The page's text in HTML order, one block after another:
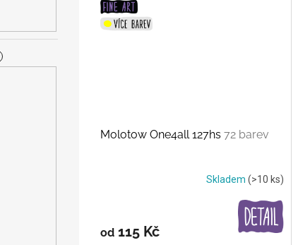
Molotow One4all 127hs 72 barev
Skladem (>10 ks)
od 115 Kč